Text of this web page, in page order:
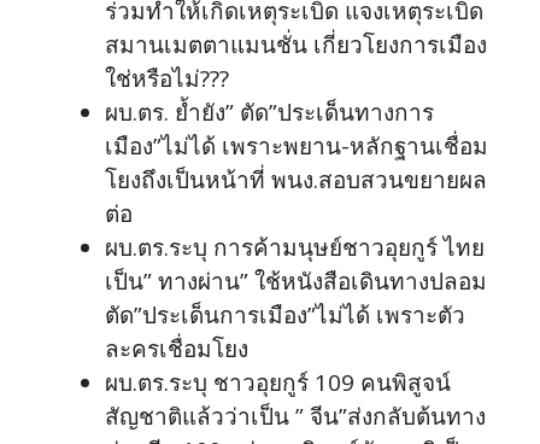
ร่วมทำให้เกิดเหตุระเบิด แจงเหตุระเบิด
สมานเมตตาแมนชั่น เกี่ยวโยงการเมือง
ใช่หรือไม่???
ผบ.ตร. ย้ำยัง” ตัด”ประเด็นทางการ
เมือง”ไม่ได้ เพราะพยาน-หลักฐานเชื่อม
โยงถึงเป็นหน้าที่ พนง.สอบสวนขยายผล
ต่อ
ผบ.ตร.ระบุ การค้ามนุษย์ชาวอุยกูร์ ไทย
เป็น” ทางผ่าน” ใช้หนังสือเดินทางปลอม
ตัด”ประเด็นการเมือง”ไม่ได้ เพราะตัว
ละครเชื่อมโยง
ผบ.ตร.ระบุ ชาวอุยกูร์ 109 คนพิสูจน์
สัญชาติแล้วว่าเป็น ” จีน”ส่งกลับต้นทาง